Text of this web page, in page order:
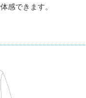
感できます。